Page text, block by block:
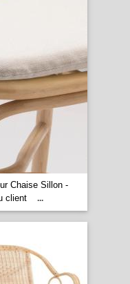
Chaise Sillon -
client ...